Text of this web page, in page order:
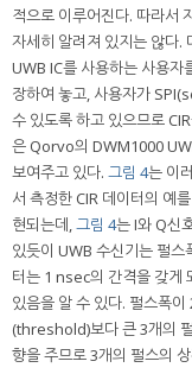
적으로 이루어진다. 따라서
자세히 알려져 있지는 않다
UWB IC를 사용하는 사용자
장하여 놓고, 사용자가
수 있도록 하고 있으므로
은 Qorvo의 DWM1000
보여주고 있다. 그림 4는 이
서 측정한 CIR 데이터의 예
현되는데,그림 4는 I와 Q신
있듯이 UWB 수신기는 펄
터는 1 nsec의 간격을 갖게
있음을 알 수 있다. 펄스폭
(threshold)보다 큰 3개의
향을 주므로 3개의 펄스의